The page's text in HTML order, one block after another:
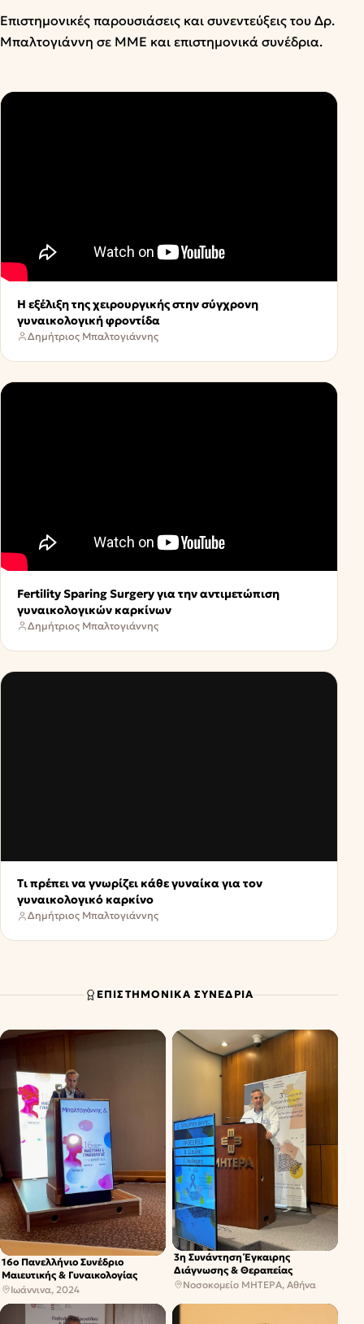
Επιστημονικές παρουσιάσεις και συνεντεύξεις του Δρ.
Μπαλτογιάννη σε ΜΜΕ και επιστημονικά συνέδρια.
Η εξέλιξη της χειρουργικής στην σύγχρονη
γυναικολογική φροντίδα
Δημήτριος Μπαλτογιάννης
Fertility Sparing Surgery για την αντιμετώπιση
γυναικολογικών καρκίνων
Δημήτριος Μπαλτογιάννης
Τι πρέπει να γνωρίζει κάθε γυναίκα για τον
γυναικολογικό καρκίνο
Δημήτριος Μπαλτογιάννης
ΕΠΙΣΤΗΜΟΝΙΚΆ ΣΥΝΈΔΡΙΑ
16ο Πανελλήνιο Συνέδριο
Μαιευτικής & Γυναικολογίας
Ιωάννινα, 2024
3η Συνάντηση Έγκαιρης
Διάγνωσης & Θεραπείας
Νοσοκομείο ΜΗΤΕΡΑ, Αθήνα